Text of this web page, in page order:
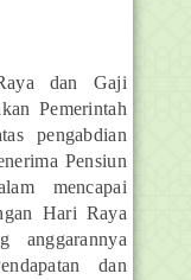
dan Gaji
Pemerintah
pengabdian
Pensiun
mencapai
Hari Raya
dan